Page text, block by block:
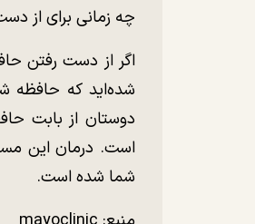
چه زمانی برای از
اگر از دست رفتن
شده‌اید که حافظه
دوستان از بابت
است. درمان این
شما شده است.